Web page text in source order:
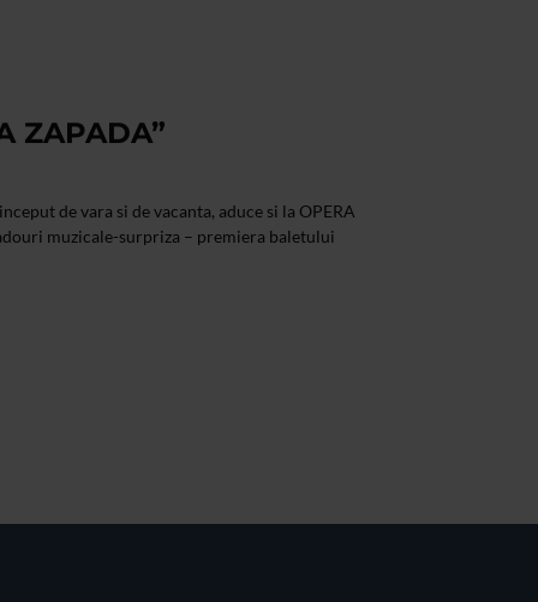
ZAPADA”
de vara si de vacanta, aduce si la OPERA
muzicale-surpriza – premiera baletului